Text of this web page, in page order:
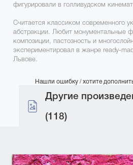
фигурировали в голливудском
Считается классиком современного
абстракции. Любит монументальные
композиции, пастозность и
экспериментировал в жанре ready-
Львове.
Нашли ошибку / хотите
Другие
(118)